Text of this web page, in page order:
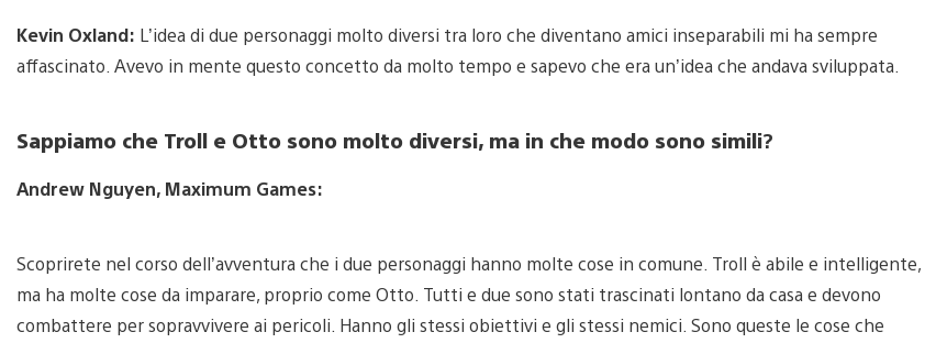
Kevin Oxland: L’idea di due personaggi molto diversi tra loro che diventano amici inseparabili mi ha sempre
affascinato. Avevo in mente questo concetto da molto tempo e sapevo che era un’idea che andava sviluppata.
Sappiamo che Troll e Otto sono molto diversi, ma in che modo sono simili?
Andrew Nguyen, Maximum Games:
Scoprirete nel corso dell’avventura che i due personaggi hanno molte cose in comune. Troll è abile e intelligente,
ma ha molte cose da imparare, proprio come Otto. Tutti e due sono stati trascinati lontano da casa e devono
combattere per sopravvivere ai pericoli. Hanno gli stessi obiettivi e gli stessi nemici. Sono queste le cose che